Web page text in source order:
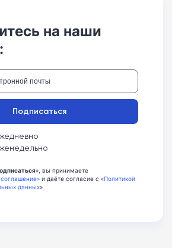
на наши
Подписаться
», вы принимаете
и даёте согласие с «Политикой
данных»